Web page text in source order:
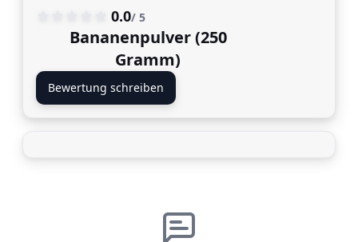
0.0/ 5
Bananenpulver (250
Gramm)
Bewertung schreiben